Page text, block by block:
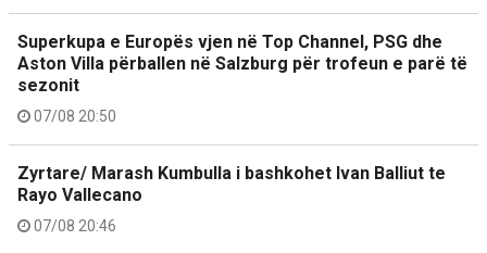
Superkupa e Europës vjen në Top Channel, PSG dhe
Aston Villa përballen në Salzburg për trofeun e parë të
sezonit
07/08 20:50
Zyrtare/ Marash Kumbulla i bashkohet Ivan Balliut te
Rayo Vallecano
07/08 20:46